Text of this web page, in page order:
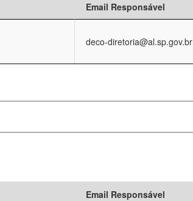
Email Responsável
deco-diretoria@al.sp.gov.br
Email Responsável